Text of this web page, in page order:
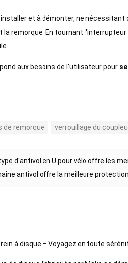
et à démonter, ne
la remorque. En tournant
aux besoins de l'utilisateur pour
de remorque verrouillage du
d'antivol en U pour vélo offre les
antivol offre la meilleure
frein à disque – Voyagez en toute